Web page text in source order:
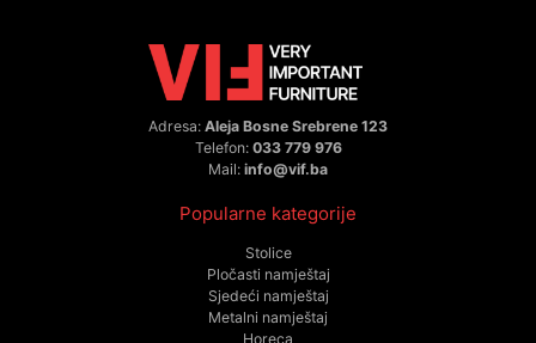
Adresa: Aleja Bosne Srebrene 123
Telefon: 033 779 976
Mail: info@vif.ba
Popularne kategorije
Stolice
Pločasti namještaj
Sjedeći namještaj
Metalni namještaj
Horeca